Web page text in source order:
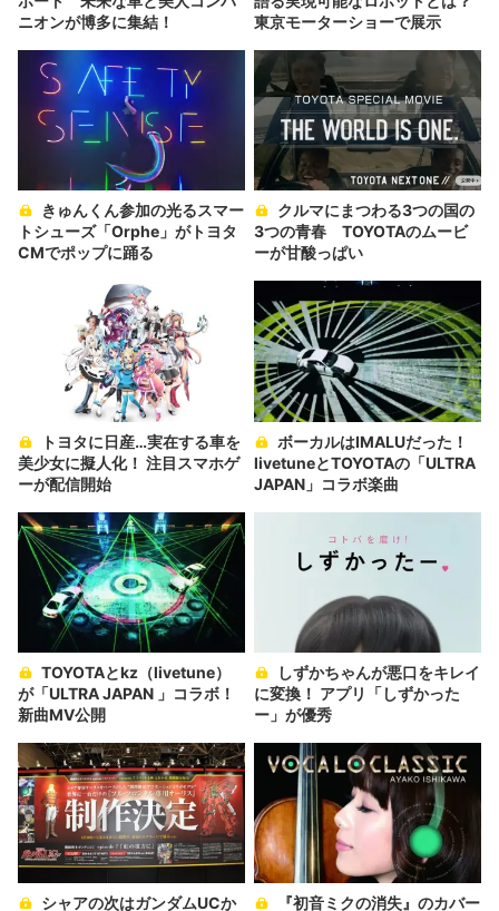
ニオンが博多に集結！
東京モーターショーで展示
トシューズ「Orphe」がトヨタ
CMでポップに踊る
3つの青春 TOYOTAのムービ
ーが甘酸っぱい
美少女に擬人化！ 注目スマホゲ
ーが配信開始
livetuneとTOYOTAの「ULTRA
JAPAN」コラボ楽曲
が「ULTRA JAPAN 」コラボ！
新曲MV公開
に変換！ アプリ「しずかった
ー」が優秀